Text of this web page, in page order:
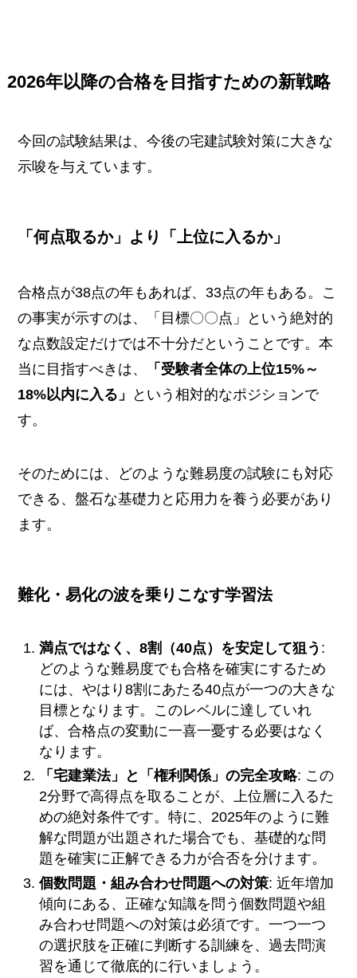
2026年以降の合格を目指すための新戦略
今回の試験結果は、今後の宅建試験対策に大きな
示唆を与えています。
「何点取るか」より「上位に入るか」
合格点が38点の年もあれば、33点の年もある。こ
の事実が示すのは、「目標〇〇点」という絶対的
な点数設定だけでは不十分だということです。本
当に目指すべきは、
「受験者全体の上位15%～
18%以内に入る」
という相対的なポジションで
す。
そのためには、どのような難易度の試験にも対応
できる、盤石な基礎力と応用力を養う必要があり
ます。
難化・易化の波を乗りこなす学習法
満点ではなく、8割（40点）を安定して狙う :
どのような難易度でも合格を確実にするため
には、やはり8割にあたる40点が一つの大きな
目標となります。このレベルに達していれ
ば、合格点の変動に一喜一憂する必要はなく
なります。
「宅建業法」と「権利関係」の完全攻略: この
2分野で高得点を取ることが、上位層に入るた
めの絶対条件です。特に、2025年のように難
解な問題が出題された場合でも、基礎的な問
題を確実に正解できる力が合否を分けます。
個数問題・組み合わせ問題への対策: 近年増加
傾向にある、正確な知識を問う個数問題や組
み合わせ問題への対策は必須です。一つ一つ
の選択肢を正確に判断する訓練を、過去問演
習を通じて徹底的に行いましょう。